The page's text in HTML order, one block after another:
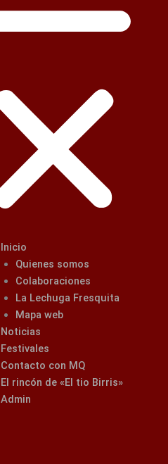
Inicio
Quienes somos
Colaboraciones
La Lechuga Fresquita
Mapa web
Noticias
Festivales
Contacto con MQ
El rincón de «El tio Birris»
Admin